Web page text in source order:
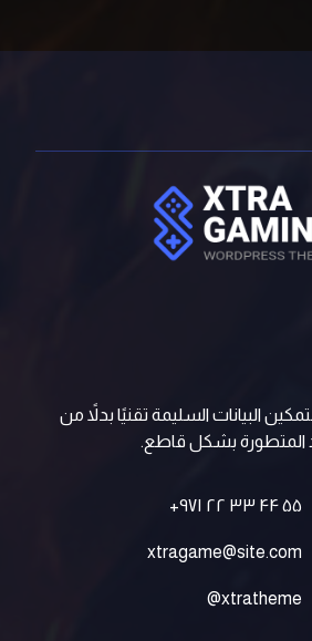
البيانات السليمة تقنيًا بدلاً من
المتطورة بشكل قاطع.
۵۵ ۴۴ ۳۳ ۲۲ ۹۷۱+
xtragame@site.com
xtratheme@